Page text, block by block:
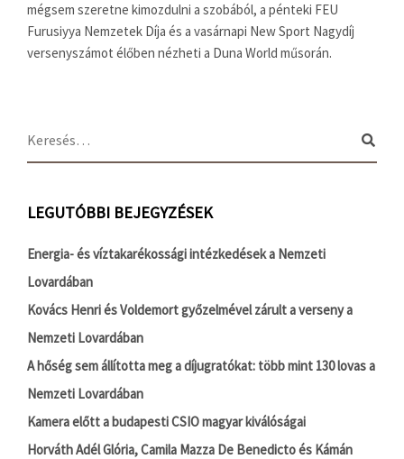
mégsem szeretne kimozdulni a szobából, a pénteki FEU
Furusiyya Nemzetek Díja és a vasárnapi New Sport Nagydíj
versenyszámot élőben nézheti a Duna World műsorán.
LEGUTÓBBI BEJEGYZÉSEK
Energia- és víztakarékossági intézkedések a Nemzeti
Lovardában
Kovács Henri és Voldemort győzelmével zárult a verseny a
Nemzeti Lovardában
A hőség sem állította meg a díjugratókat: több mint 130 lovas a
Nemzeti Lovardában
Kamera előtt a budapesti CSIO magyar kiválóságai
Horváth Adél Glória, Camila Mazza De Benedicto és Kámán